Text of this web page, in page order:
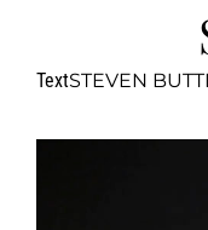
TextSTEVEN